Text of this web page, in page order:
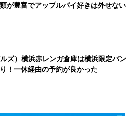
が豊富でアップルパイ好きは外せない
ズ）横浜赤レンガ倉庫は横浜限定パン
！一休経由の予約が良かった